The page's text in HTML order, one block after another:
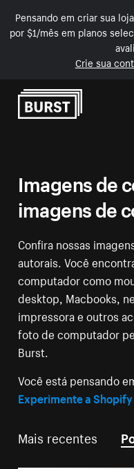
Pensando em criar sua
por $1/mês em planos
Crie sua
Pular para o conteúdo
Imagens de
imagens de
Confira nossas
autorais. Você
computador como
desktop, Macbooks,
impressora e outros
foto de computador
Burst.
Você está pensando
Experimente a
Mais recentes